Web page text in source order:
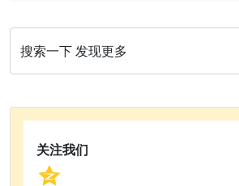
搜索一下 发现更多
关注我们